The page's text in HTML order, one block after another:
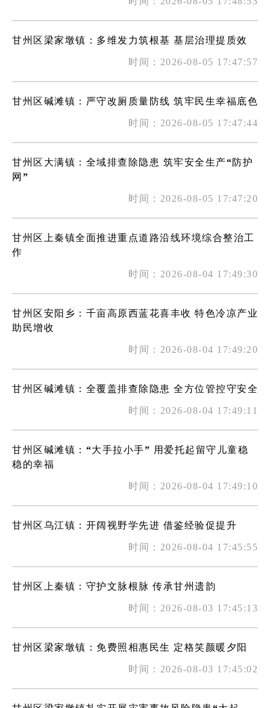
甘州区梁家墩镇：多维发力筑根基 基层治理提质效
时间：2026-08-05 17:47:57
甘州区碱滩镇：严守改厕质量防线 筑牢民生幸福底色
时间：2026-08-05 17:47:44
甘州区大满镇：全域排查除隐患 筑牢安全生产“防护
网”
时间：2026-08-05 17:47:20
甘州区上秦镇全面推进重点道路沿线环境综合整治工
作
时间：2026-08-04 17:49:30
甘州区安阳乡：千亩高原西蓝花喜丰收 特色冷凉产业
助民增收
时间：2026-08-04 17:49:20
甘州区碱滩镇：全覆盖排查除隐患 全方位管控守安全
时间：2026-08-04 17:49:11
甘州区碱滩镇：“大手拉小手” 用爱托起留守儿童稳
稳的幸福
时间：2026-08-04 17:49:10
甘州区乌江镇：开阔视野学先进 借鉴经验促提升
时间：2026-08-04 17:45:55
甘州区上秦镇：守护文脉根脉 传承甘州遗韵
时间：2026-08-03 17:45:13
甘州区梁家墩镇：免费照相惠民生 定格笑颜暖夕阳
时间：2026-08-03 17:45:02